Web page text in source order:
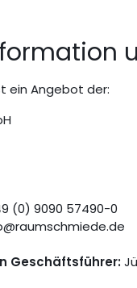
ein Angebot der:
(0) 9090 57490-0
Geschäftsführer: